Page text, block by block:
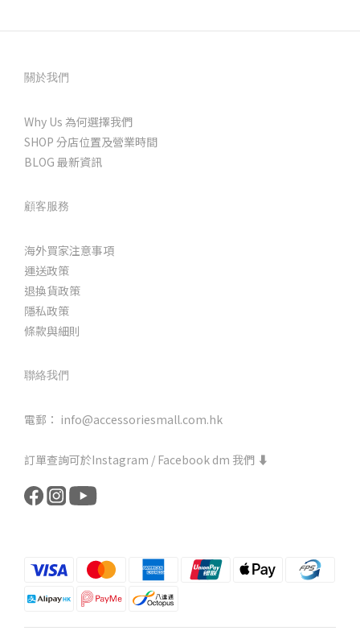
關於我們
Why Us 為何選擇我們
SHOP 分店位置及營業時間
BLOG 最新資訊
顧客服務
海外買家注意事項
運送政策
退換貨政策
隱私政策
條款與細則
聯絡我們
電郵： info@accessoriesmall.com.hk
訂單查詢可於Instagram / Facebook dm 我們 ⬇️